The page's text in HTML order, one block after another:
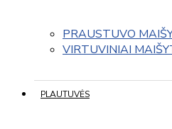
PRAUSTUVO
VIRTUVINIAI
PLAUTUVĖS